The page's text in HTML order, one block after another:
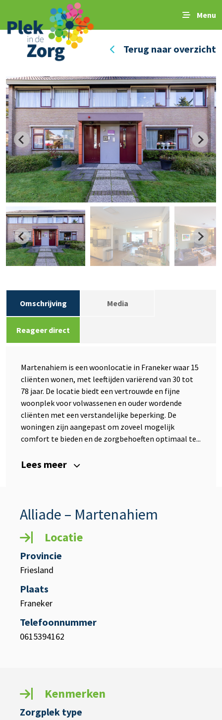
Menu
Terug naar overzicht
Omschrijving Media
Reageer direct
Martenahiem is een woonlocatie in Franeker waar 15
cliënten wonen, met leeftijden variërend van 30 tot
78 jaar. De locatie biedt een vertrouwde en fijne
woonplek voor volwassenen en ouder wordende
cliënten met een verstandelijke beperking. De
woningen zijn aangepast om zoveel mogelijk
comfort te bieden en de zorgbehoeften optimaal te...
Lees meer
Alliade – Martenahiem
Locatie
Provincie
Friesland
Plaats
Franeker
Telefoonnummer
0615394162
Kenmerken
Zorgplek type